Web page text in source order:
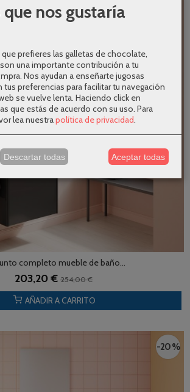
completo mueble de baño...
203,20 € 254,00 €
AÑADIR A CARRITO
-20 %
nos gustaría
prefieres las galletas de chocolate,
una importante contribución a tu
Nos ayudan a enseñarte jugosas
tus preferencias para facilitar tu navegación
se vuelve lenta. Haciendo click en
que estás de acuerdo con su uso. Para
lea nuestrapolítica de privacidad.
Descartar todas Aceptar todas